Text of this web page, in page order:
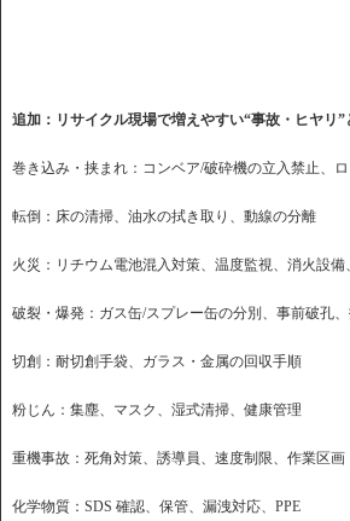
追加：リサイクル現場で増えやすい“事故・ヒヤリ”
巻き込み・挟まれ：コンベア/破砕機の立入禁止、
転倒：床の清掃、油水の拭き取り、動線の分離
火災：リチウム電池混入対策、温度監視、消火設
破裂・爆発：ガス缶/スプレー缶の分別、事前破孔
切創：耐切創手袋、ガラス・金属の回収手順
粉じん：集塵、マスク、湿式清掃、健康管理
重機事故：死角対策、誘導員、速度制限、作業区画
化学物質：SDS 確認、保管、漏洩対応、PPE